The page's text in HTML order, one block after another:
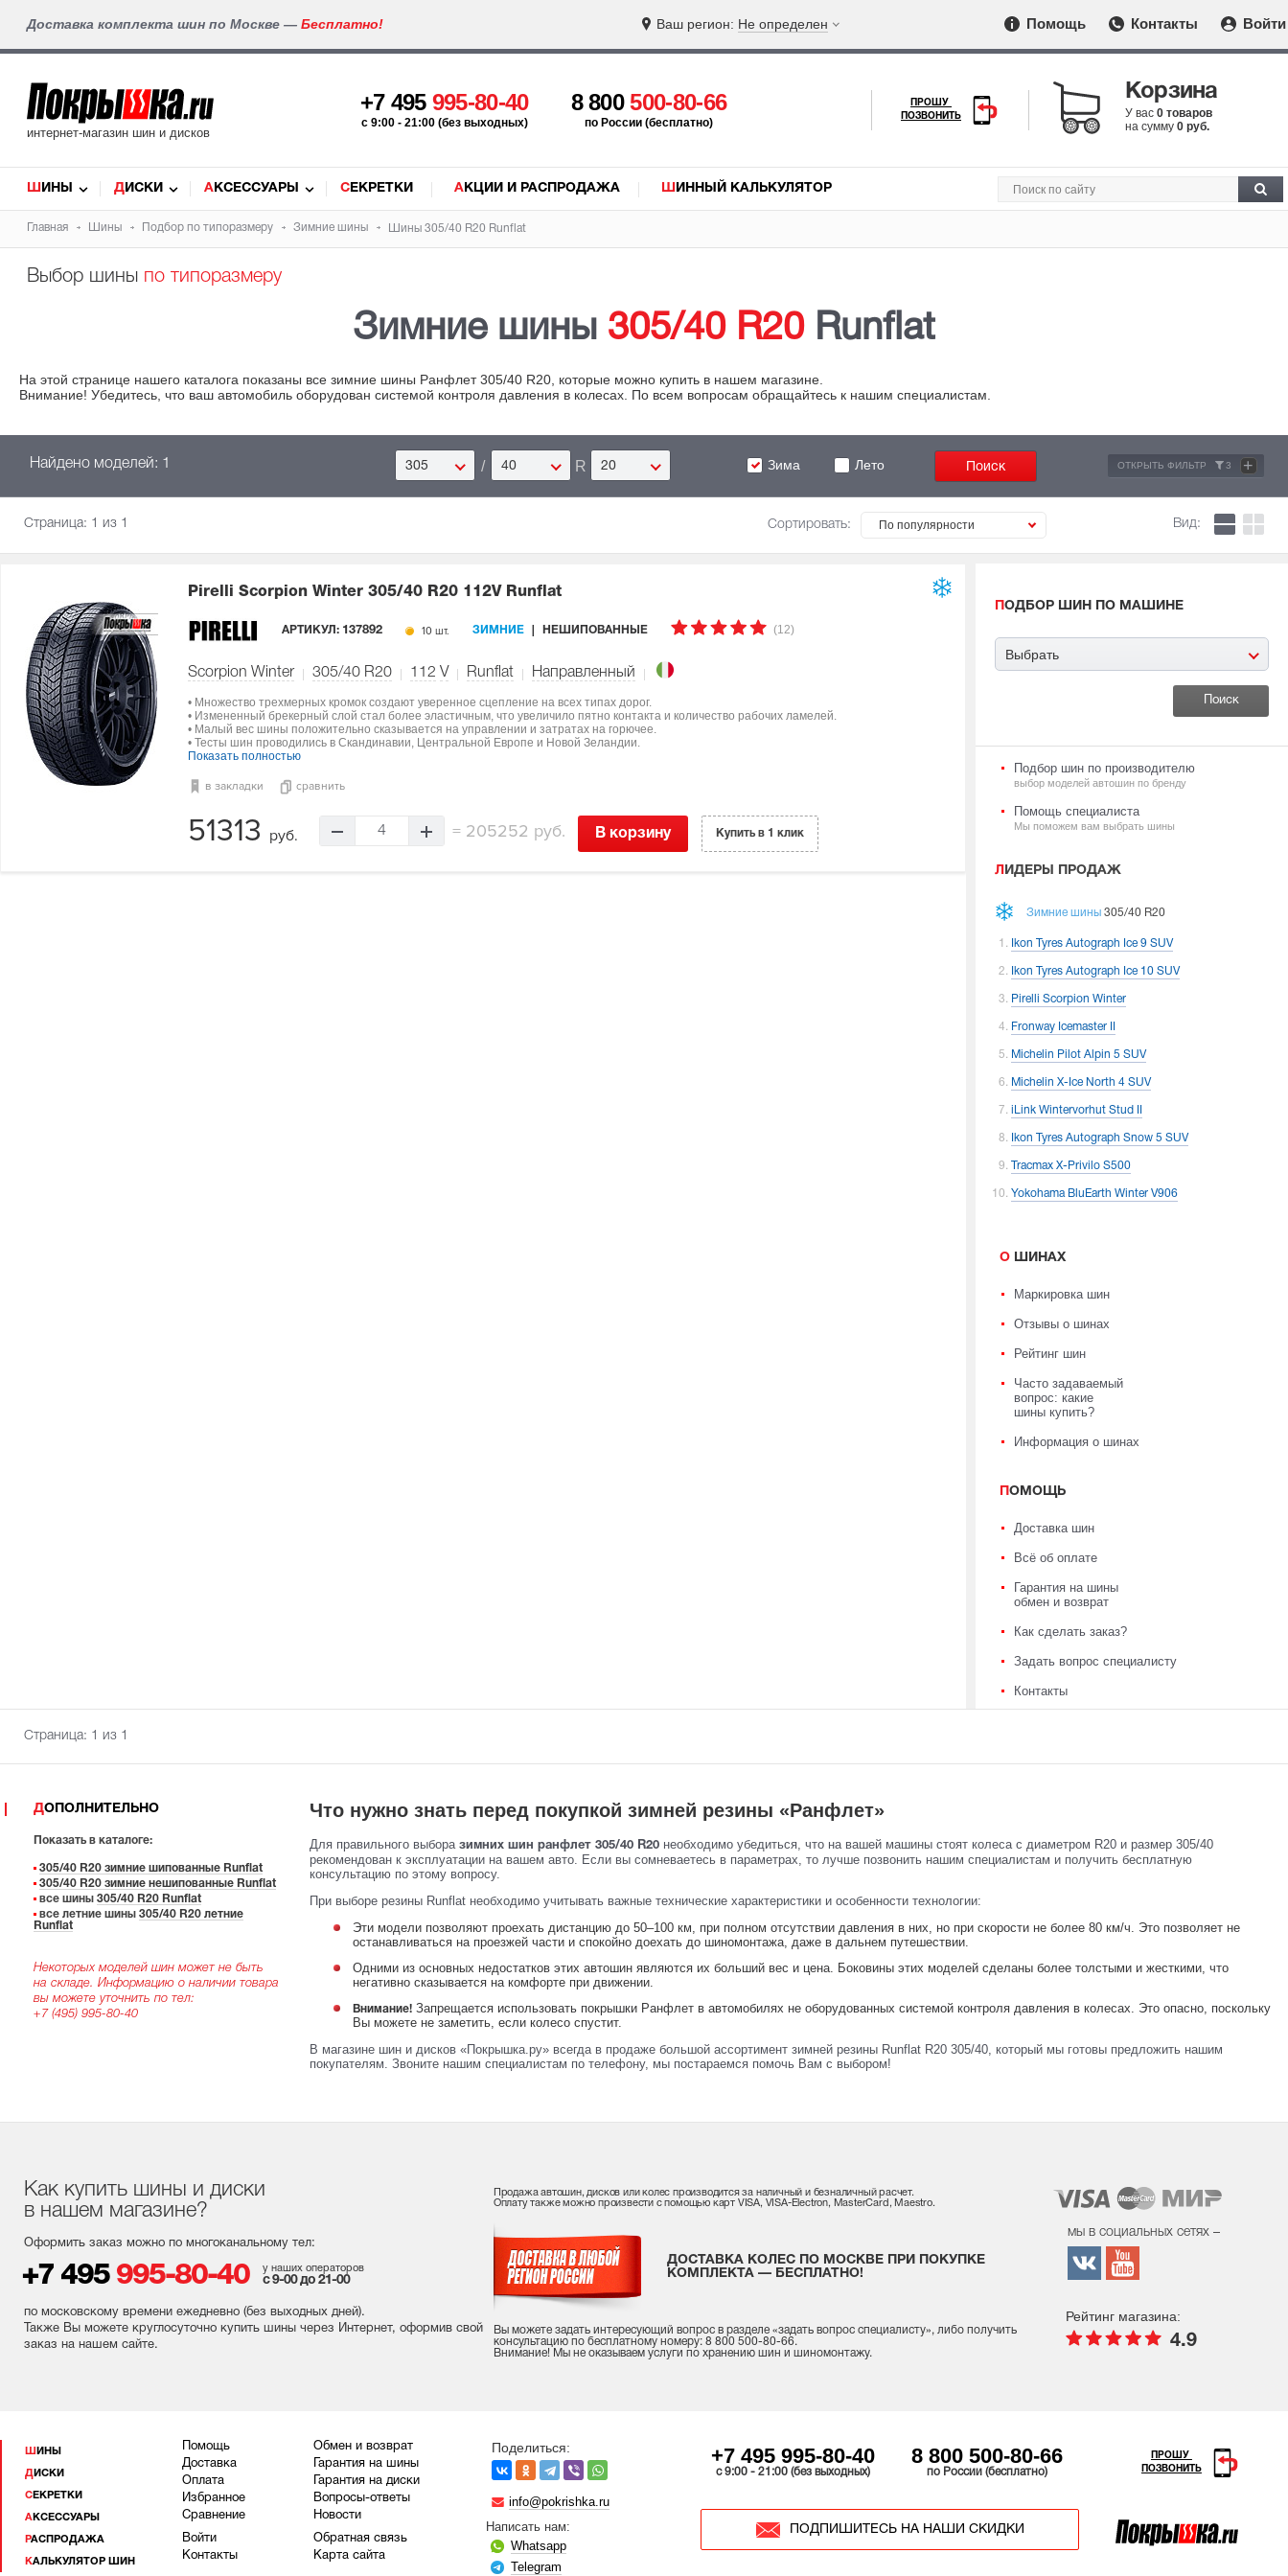
Доставка комплекта шин по Москве — Бесплатно! Ваш регион: Не определен Помощь Контакты Войти
интернет-магазин шин и дисков
+7 495 995-80-40
c 9:00 - 21:00 (без выходных)
8 800500-80-66
по России (бесплатно)
ПРОШУ
ПОЗВОНИТЬ
Корзина
У вас 0 товаров
на сумму 0 руб.
ШИНЫ ДИСКИ АКСЕССУАРЫ СЕКРЕТКИ АКЦИИ И РАСПРОДАЖА ШИННЫЙ КАЛЬКУЛЯТОР
Главная Шины Подбор по типоразмеру Зимние шины Шины 305/40 R20 Runflat
Выбор шины по типоразмеру
Зимние шины 305/40 R20Runflat
На этой странице нашего каталога показаны все зимние шины Ранфлет 305/40 R20, которые можно купить в нашем магазине.
Внимание! Убедитесь, что ваш автомобиль оборудован системой контроля давления в колесах. По всем вопросам обращайтесь к нашим специалистам.
Найдено моделей: 1 305 / 40 R 20 Зима Лето ОТКРЫТЬ ФИЛЬТР 3 +
Страница: 1 из 1 Сортировать: По популярности Вид:
Pirelli Scorpion Winter 305/40 R20 112V Runflat
АРТИКУЛ: 137892 10 шт. ЗИМНИЕ НЕШИПОВАННЫЕ (12)
Scorpion Winter 305/40 R20 112 V Runflat Направленный
• Множество трехмерных кромок создают уверенное сцепление на всех типах дорог.
• Измененный брекерный слой стал более эластичным, что увеличило пятно контакта и количество рабочих ламелей.
• Малый вес шины положительно сказывается на управлении и затратах на горючее.
• Тесты шин проводились в Скандинавии, Центральной Европе и Новой Зеландии.
Показать полностью
в закладки сравнить
51313 руб. 4 =205252 руб. В корзину Купить в 1 клик
ПОДБОР ШИН ПО МАШИНЕ
Выбрать
Подбор шин по производителю
выбор моделей автошин по бренду
Помощь специалиста
Мы поможем вам выбрать шины
ЛИДЕРЫ ПРОДАЖ
Зимние шины 305/40 R20
Ikon Tyres Autograph Ice 9 SUV
Ikon Tyres Autograph Ice 10 SUV
Pirelli Scorpion Winter
Fronway Icemaster II
Michelin Pilot Alpin 5 SUV
Michelin X-Ice North 4 SUV
iLink Wintervorhut Stud II
Ikon Tyres Autograph Snow 5 SUV
Tracmax X-Privilo S500
Yokohama BluEarth Winter V906
О ШИНАХ
Маркировка шин
Отзывы о шинах
Рейтинг шин
Часто задаваемый
вопрос: какие
шины купить?
Информация о шинах
ПОМОЩЬ
Доставка шин
Всё об оплате
Гарантия на шины
обмен и возврат
Как сделать заказ?
Задать вопрос специалисту
Контакты
Страница: 1 из 1
ДОПОЛНИТЕЛЬНО
Показать в каталоге:
305/40 R20 зимние шипованные Runflat
305/40 R20 зимние нешипованные Runflat
все шины 305/40 R20 Runflat
все летние шины 305/40 R20 летние
Runflat
Некоторых моделей шин может не быть
на складе. Информацию о наличии товара
вы можете уточнить по тел:
+7 (495) 995-80-40
Что нужно знать перед покупкой зимней резины «Ранфлет»
Для правильного выбора зимних шин ранфлет 305/40 R20необходимо убедиться, что на вашей машины стоят колеса с диаметром R20 и размер 305/40
рекомендован к эксплуатации на вашем авто. Если вы сомневаетесь в параметрах, то лучше позвонить нашим специалистам и получить бесплатную
консультацию по этому вопросу.
При выборе резины Runflat необходимо учитывать важные технические характеристики и особенности технологии:
Эти модели позволяют проехать дистанцию до 50–100 км, при полном отсутствии давления в них, но при скорости не более 80 км/ч. Это позволяет не
останавливаться на проезжей части и спокойно доехать до шиномонтажа, даже в дальнем путешествии.
Одними из основных недостатков этих автошин являются их больший вес и цена. Боковины этих моделей сделаны более толстыми и жесткими, что
негативно сказывается на комфорте при движении.
Внимание!Запрещается использовать покрышки Ранфлет в автомобилях не оборудованных системой контроля давления в колесах. Это опасно, поскольку
Вы можете не заметить, если колесо спустит.
В магазине шин и дисков «Покрышка.ру» всегда в продаже большой ассортимент зимней резины Runflat R20 305/40, который мы готовы предложить нашим
покупателям. Звоните нашим специалистам по телефону, мы постараемся помочь Вам с выбором!
Как купить шины и диски
в нашем магазине?
Оформить заказ можно по многоканальному тел:
+7 495 995-80-40 у наших операторов
с 9-00 до 21-00
по московскому времени ежедневно (без выходных дней).
Также Вы можете круглосуточно купить шины через Интернет, оформив свой
заказ на нашем сайте.
Продажа автошин, дисков или колес производится за наличный и безналичный расчет.
Оплату также можно произвести с помощью карт VISA, VISA-Electron, MasterCard, Maestro.
ДОСТАВКА КОЛЕС ПО МОСКВЕ ПРИ ПОКУПКЕ
КОМПЛЕКТА — БЕСПЛАТНО!
Вы можете задать интересующий вопрос в разделе «задать вопрос специалисту», либо получить
консультацию по бесплатному номеру: 8 800 500-80-66.
Внимание! Мы не оказываем услуги по хранению шин и шиномонтажу.
мы в социальных сетях –
Рейтинг магазина:
4.9
ШИНЫ
ДИСКИ
СЕКРЕТКИ
АКСЕССУАРЫ
РАСПРОДАЖА
КАЛЬКУЛЯТОР ШИН
Помощь
Доставка
Оплата
Избранное
Сравнение
Войти
Контакты
Обмен и возврат
Гарантия на шины
Гарантия на диски
Вопросы-ответы
Новости
Обратная связь
Карта сайта
Поделиться:
info@pokrishka.ru
Написать нам:
Whatsapp
Telegram
+7 495 995-80-40
c 9:00 - 21:00 (без выходных)
8 800 500-80-66
по России (бесплатно)
ПОДПИШИТЕСЬ НА НАШИ СКИДКИ
ПРОШУ
ПОЗВОНИТЬ